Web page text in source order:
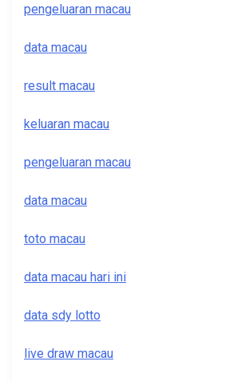
pengeluaran macau
data macau
result macau
keluaran macau
pengeluaran macau
data macau
toto macau
data macau hari ini
data sdy lotto
live draw macau